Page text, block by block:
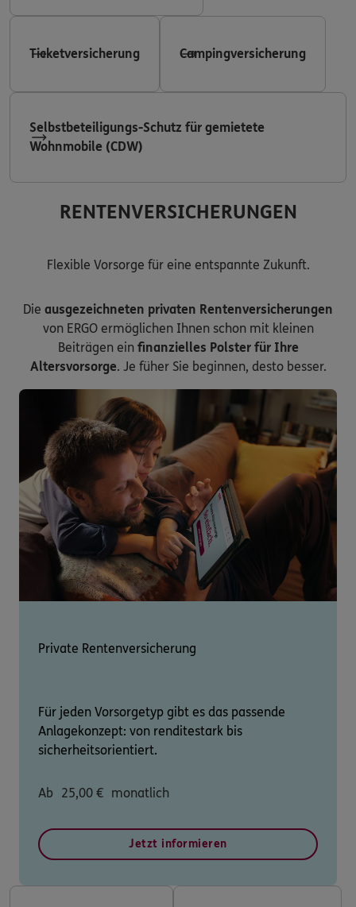
Ticketversicherung Campingversicherung
Selbstbeteiligungs-Schutz für gemietete
Wohnmobile (CDW)
RENTENVERSICHERUNGEN
Flexible Vorsorge für eine entspannte Zukunft.
Die ausgezeichneten privaten Rentenversicherungen
von ERGO ermöglichen Ihnen schon mit kleinen
Beiträgen ein finanzielles Polster für Ihre
Altersvorsorge. Je füher Sie beginnen, desto besser.
Private Rentenversicherung
Für jeden Vorsorgetyp gibt es das passende
Anlagekonzept: von renditestark bis
sicherheitsorientiert.
Ab 25,00 € monatlich
Jetzt informieren